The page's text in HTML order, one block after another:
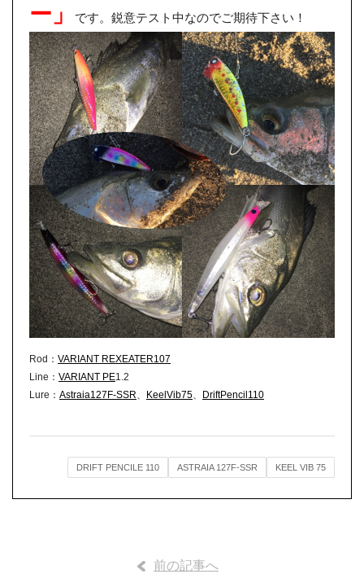
ー」
です。鋭意テスト中なのでご期待下さい！
Rod： VARIANT REXEATER107
Line： VARIANT PE1.2
Lure： Astraia127F-SSR、 KeelVib75、 DriftPencil110
DRIFT PENCILE 110 ASTRAIA 127F-SSR KEEL VIB 75
前の記事へ